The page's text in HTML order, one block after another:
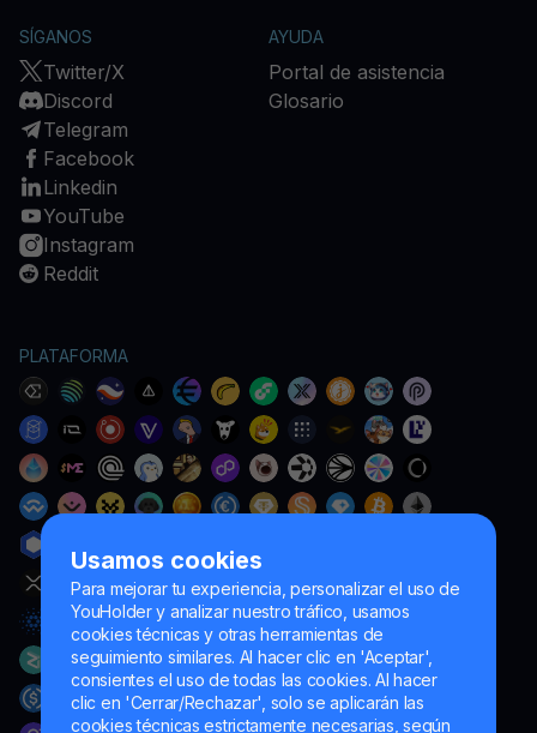
Usamos cookies
Para mejorar tu experiencia, personalizar el uso de
YouHolder y analizar nuestro tráfico, usamos
cookies técnicas y otras herramientas de
seguimiento similares. Al hacer clic en 'Aceptar',
consientes el uso de todas las cookies. Al hacer
clic en 'Cerrar/Rechazar', solo se aplicarán las
cookies técnicas estrictamente necesarias, según
SÍGANOS
Twitter/X
Discord
Telegram
Facebook
Linkedin
YouTube
Instagram
Reddit
AYUDA
Portal de asistencia
Glosario
PLATAFORMA